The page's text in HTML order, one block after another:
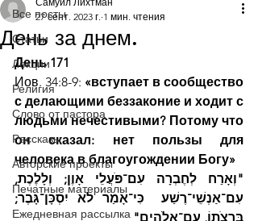
Все посты
Статьи
Лекции
Религия
Слово от пастора
Рассказы
Авторские проекты
Печатные материалы
Ежедневная рассылка
День за днем.
27 сент. 2023 г. 1 мин. чтения
День 171
Иов. 34:8-9: «вступает в сообщество
с делающими беззаконие и ходит с
людьми нечестивыми? Потому что
он сказал: нет пользы для
человека в благоугождении Богу»
עִם־אַנְשֵׁי־רֶשַׁע  כִּי־אָמַר לֹא יִסְכָּן־גָּבֶר;
בִּרְצֹתוֹ, עִם־אֱלֹהִים"